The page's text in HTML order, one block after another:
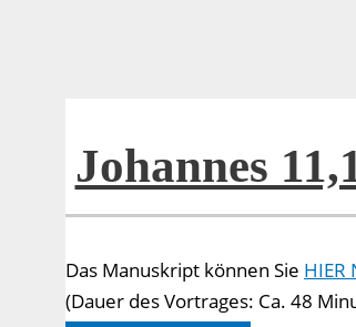
Johannes
Das Manuskript können Sie HIER
(Dauer des Vortrages: Ca. 48